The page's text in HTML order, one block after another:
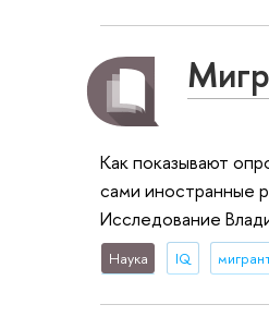
Как показывают
сами иностранные
Исследование
Наука IQ